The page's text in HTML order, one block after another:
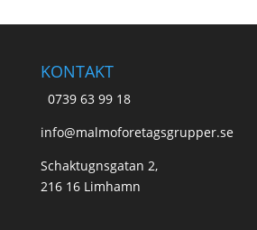
KONTAKT
0739 63 99 18
info@malmoforetagsgrupper.se
Schaktugnsgatan 2,
216 16 Limhamn